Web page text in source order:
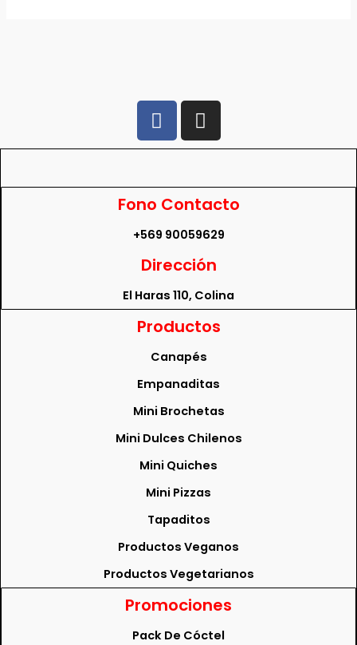
Fono Contacto
+569 90059629
Dirección
El Haras 110, Colina
Productos
Canapés
Empanaditas
Mini Brochetas
Mini Dulces Chilenos
Mini Quiches
Mini Pizzas
Tapaditos
Productos Veganos
Productos Vegetarianos
Promociones
Pack De Cóctel